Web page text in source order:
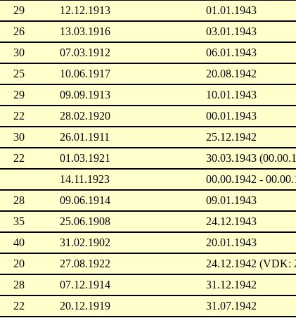
29 12.12.1913
01.01.1943
26 13.03.1916
03.01.1943
30 07.03.1912
06.01.1943
25 10.06.1917
20.08.1942
29 09.09.1913
10.01.1943
22 28.02.1920
00.01.1943
30 26.01.1911
25.12.1942
22 01.03.1921
30.03.1943
14.11.1923
00.00.1942 -
28 09.06.1914
09.01.1943
35 25.06.1908
24.12.1943
40 31.02.1902
20.01.1943
20 27.08.1922
24.12.1942 (VDK:
28 07.12.1914
31.12.1942
22 20.12.1919 31.07.1942